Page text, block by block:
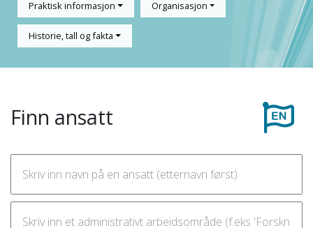
Praktisk informasjon Organisasjon
Historie, tall og fakta
Finn ansatt